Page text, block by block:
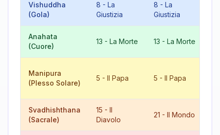
Vishuddha
(Gola)
8 - La
Giustizia
8 - La
Giustizia
Anahata
(Cuore)
13 - La Morte 13 - La Morte
Manipura
(Plesso Solare)
5 - Il Papa 5 - Il Papa
Svadhishthana
(Sacrale)
15 - Il
Diavolo
21 - Il Mondo